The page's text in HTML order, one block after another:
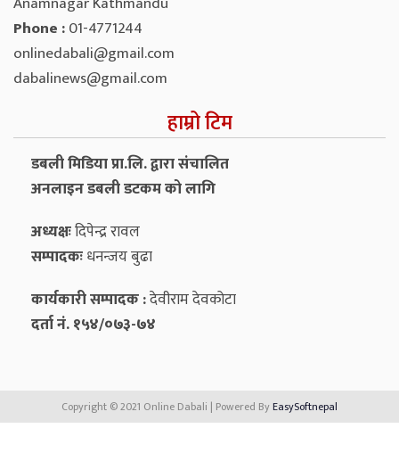
Phone :01-4771244
onlinedabali@gmail.com
dabalinews@gmail.com
हाम्रो टिम
डबली मिडिया प्रा.लि. द्वारा संचालित
अनलाइन डबली डटकम को लागि
अध्यक्षःदिपेन्द्र रावल
सम्पादकःधनन्‍जय बुढा
कार्यकारी सम्पादक :देवीराम देवकोटा
दर्ता नं. १५४/०७३-७४
Copyright © 2021 Online Dabali | Powered ByEasySoftnepal